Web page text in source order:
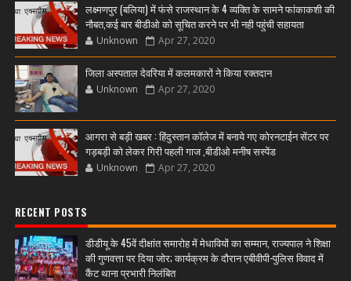
लक्ष्मणपुर (बलिया) में फंसे राजस्थान के 4 व्यक्ति के सामने फांकाकशी की
नौबत,कई बार बीडीओ को सूचित करने पर भी नही पहुंची सहायता
Unknown Apr 27, 2020
जिला अस्पताल देवरिया में कलमकारों ने किया रक्तदान
Unknown Apr 27, 2020
आगरा से बड़ी खबर : हिंदुस्तान कॉलेज में बनाये गए कोरनटाईन सेंटर पर
गड़बड़ी को लेकर गिरी पहली गाज ,बीडीओ मनीष सस्पेंड
Unknown Apr 27, 2020
RECENT POSTS
डीडीयू के 45वें दीक्षांत समारोह में मेधावियों का सम्मान, राज्यपाल ने शिक्षा
की गुणवत्ता पर दिया जोर; कार्यक्रम के दौरान एबीवीपी-पुलिस विवाद में
कैंट थाना प्रभारी निलंबित